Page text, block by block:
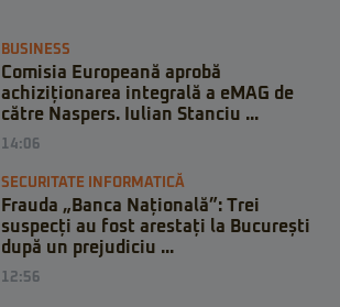
BUSINESS
Comisia Europeană aprobă
achiziționarea integrală a eMAG de
către Naspers. Iulian Stanciu ...
14:06
SECURITATE INFORMATICĂ
Frauda „Banca Națională”: Trei
suspecți au fost arestați la București
după un prejudiciu ...
12:56